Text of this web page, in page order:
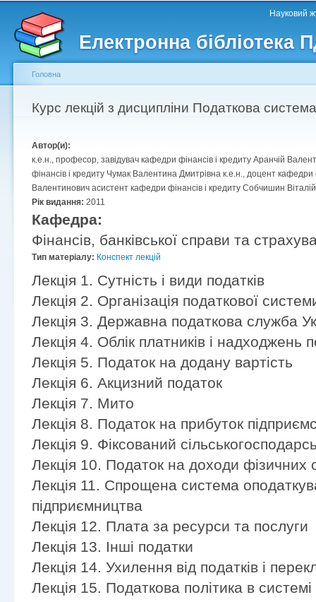
Електронна бібліотека
Головне меню Науковий
Другорядне меню
Ви є тут
Головна
Курс лекцій з дисципліни Податкова система
Автор(и):
к.е.н., професор, завідувач кафедри фінансів і кредиту Аранчій
фінансів і кредиту Чумак Валентина Дмитрівна к.е.н., доцент
Валентинович асистент кафедри фінансів і кредиту Собчишин
Рік видання: 2011
Кафедра:
Фінансів, банківської справи та
Тип матеріалу: Конспект лекцій
Лекція 1. Сутність і види податків
Лекція 2. Організація податкової
Лекція 3. Державна податкова служба
Лекція 4. Облік платників і надходжень
Лекція 5. Податок на додану вартість
Лекція 6. Акцизний податок
Лекція 7. Мито
Лекція 8. Податок на прибуток
Лекція 9. Фіксований
Лекція 10. Податок на доходи фізичних
Лекція 11. Спрощена система
підприємництва
Лекція 12. Плата за ресурси та послуги
Лекція 13. Інші податки
Лекція 14. Ухилення від податків і
Лекція 15. Податкова політика в